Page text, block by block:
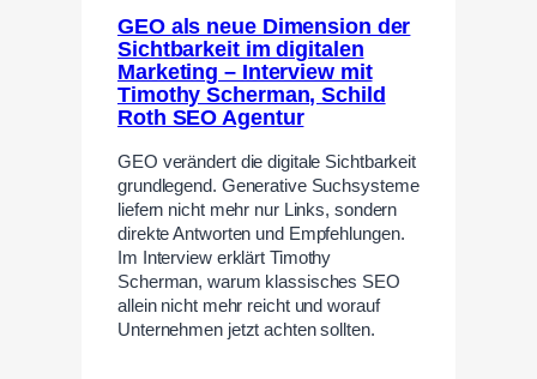
GEO als neue Dimension der
Sichtbarkeit im digitalen
Marketing – Interview mit
Timothy Scherman, Schild
Roth SEO Agentur
GEO verändert die digitale Sichtbarkeit
grundlegend. Generative Suchsysteme
liefern nicht mehr nur Links, sondern
direkte Antworten und Empfehlungen.
Im Interview erklärt Timothy
Scherman, warum klassisches SEO
allein nicht mehr reicht und worauf
Unternehmen jetzt achten sollten.